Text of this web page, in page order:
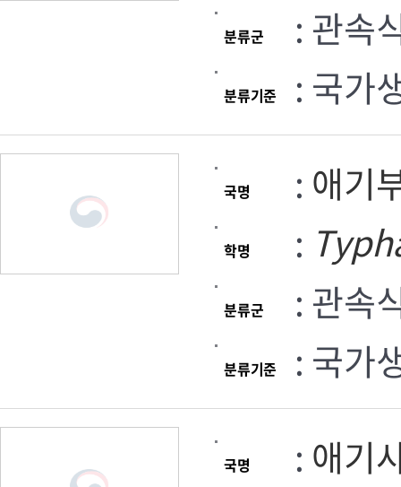
분류군 : 관속
분류기준 : 국가
국명 : 애기
학명 :
분류군 : 관속
분류기준 : 국가
국명 : 애기